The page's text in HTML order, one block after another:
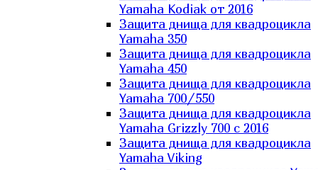
Yamaha Kodiak от 2016
Защита днища для квадроцикла
Yamaha 350
Защита днища для квадроцикла
Yamaha 450
Защита днища для квадроцикла
Yamaha 700/550
Защита днища для квадроцикла
Yamaha Grizzly 700 с 2016
Защита днища для квадроцикла
Yamaha Viking